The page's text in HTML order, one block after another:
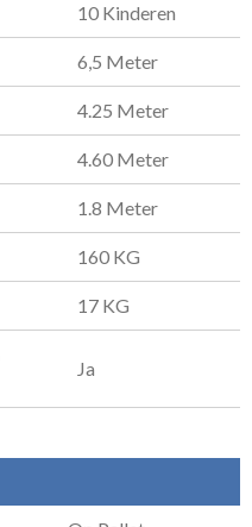
10 Kinderen
6,5 Meter
4.25 Meter
4.60 Meter
1.8 Meter
160 KG
17 KG
Ja